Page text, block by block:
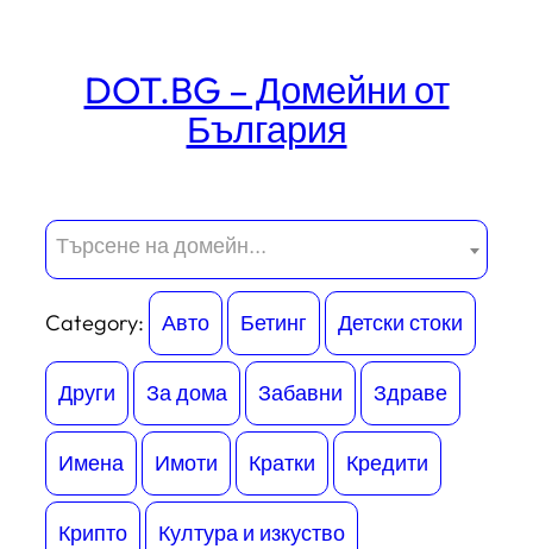
DOT.BG – Домейни от
България
Търсене на домейн...
Category: Авто Бетинг Детски стоки
Други За дома Забавни Здраве
Имена Имоти Кратки Кредити
Крипто Култура и изкуство